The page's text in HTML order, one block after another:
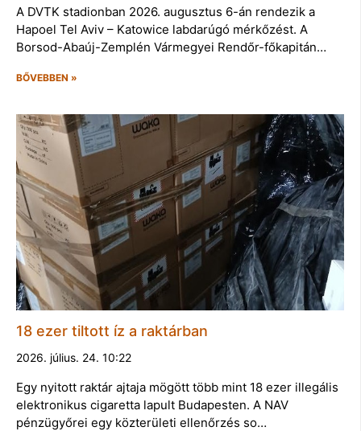
A DVTK stadionban 2026. augusztus 6-án rendezik a
Hapoel Tel Aviv – Katowice labdarúgó mérkőzést. A
Borsod-Abaúj-Zemplén Vármegyei Rendőr-főkapitán…
BŐVEBBEN »
18 ezer tiltott íz a raktárban
2026. július. 24. 10:22
Egy nyitott raktár ajtaja mögött több mint 18 ezer illegális
elektronikus cigaretta lapult Budapesten. A NAV
pénzügyőrei egy közterületi ellenőrzés so…